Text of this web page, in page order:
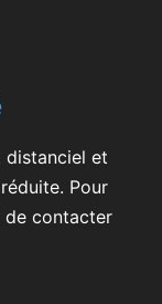
distanciel et
Pour
de contacter